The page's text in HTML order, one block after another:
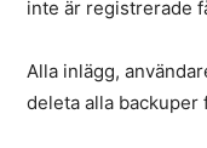
inte är registrerade
Alla inlägg,
deleta alla backuper